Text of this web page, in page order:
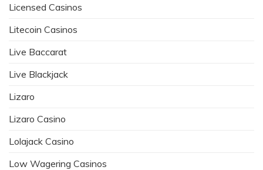
Licensed Casinos
Litecoin Casinos
Live Baccarat
Live Blackjack
Lizaro
Lizaro Casino
Lolajack Casino
Low Wagering Casinos